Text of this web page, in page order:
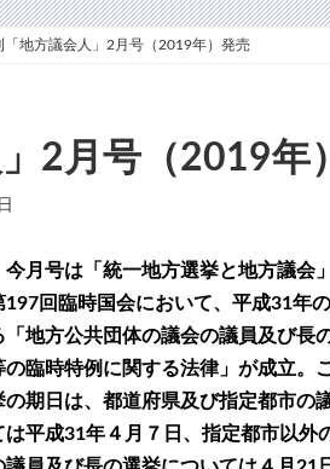
「地方議会人」2月号（2019年）発売
2月号（2019年
今月号は「統一地方選挙と地方議会
197回臨時国会において、平成31年
「地方公共団体の議会の議員及び長
の臨時特例に関する法律」が成立。
の期日は、都道府県及び指定都市の
は平成31年４月７日、指定都市以外